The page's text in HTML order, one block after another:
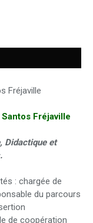
Fréjaville
Didactique et
: chargée de
du parcours
de coopération